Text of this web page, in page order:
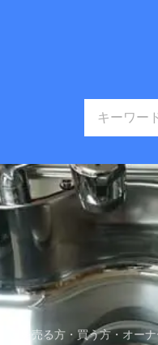
家を売る方・買う方・オー